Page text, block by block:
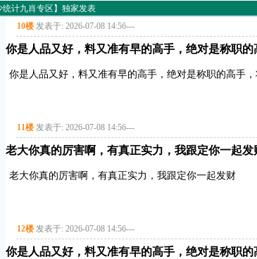
统计九肖专区】独家发表
10楼 发表于: 2026-07-08 14:56---
你是人品又好，料又准有早的高手，绝对是称职
你是人品又好，料又准有早的高手，绝对是称职的高手
11楼 发表于: 2026-07-08 14:56---
老大你真的厉害啊，有真正实力，我跟定你一起发
老大你真的厉害啊，有真正实力，我跟定你一起发财
12楼 发表于: 2026-07-08 14:56---
你是人品又好，料又准有早的高手，绝对是称职